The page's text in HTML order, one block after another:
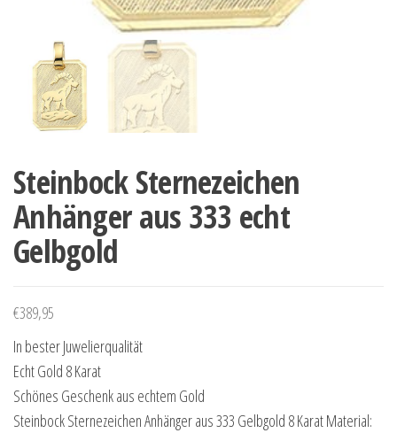
Steinbock Sternezeichen
Anhänger aus 333 echt
Gelbgold
€389,95
In bester Juwelierqualität
Echt Gold 8 Karat
Schönes Geschenk aus echtem Gold
Steinbock Sternezeichen Anhänger aus 333 Gelbgold 8 Karat Material: